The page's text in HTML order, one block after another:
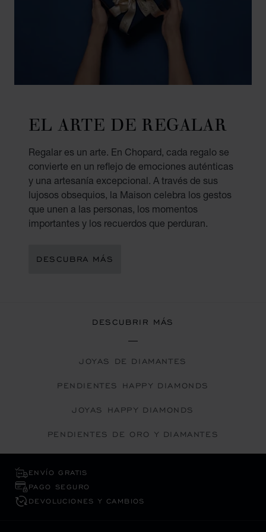
EL ARTE DE REGALAR
Regalar es un arte. En Chopard, cada regalo se
convierte en un reflejo de emociones auténticas
y una artesanía excepcional. A través de sus
lujosos obsequios, la Maison celebra los gestos
que unen a las personas, los momentos
importantes y los recuerdos que perduran.
DESCUBRA MÁS
DESCUBRIR MÁS
JOYAS DE DIAMANTES
PENDIENTES HAPPY DIAMONDS
JOYAS HAPPY DIAMONDS
PENDIENTES DE ORO Y DIAMANTES
ENVÍO GRATIS
PAGO SEGURO
DEVOLUCIONES Y CAMBIOS